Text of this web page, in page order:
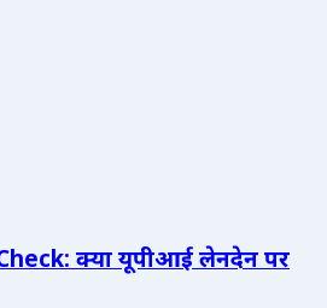
क्या यूपीआई लेनदेन पर